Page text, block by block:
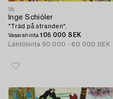
38
Inge Schiöler
"Träd på stranden".
Vasarahinta105 000 SEK
Lähtöhinta 50 000 - 60 000 SEK